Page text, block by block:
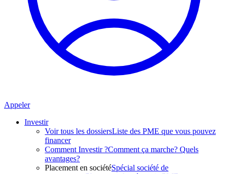
Appeler
Investir
Voir tous les dossiersListe des PME que vous pouvez
financer
Comment Investir ?Comment ça marche? Quels
avantages?
Placement en sociétéSpécial société de